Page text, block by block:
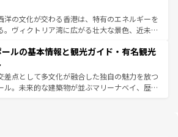
ーやバインミー、ベトナムコーヒーなどは、ぜ
わいたい。どの地域を訪れてもあたたかい人々
迎えてくれるので、きっと忘れられない旅にな
しい。
差している。北部ではチェンマイなどの山岳地
触れ合い、南部ではプーケットやクラビの美し
リゾート気分を楽しむことができる。タイ料理
候は一年中温暖で、どの季節にも異なる楽しみ
る。親しみやすいタイの人々、仏教を中心とし
して多様な観光資源が、訪れる旅人を魅了し続
。 なお、新着のタイ情報はコンテンツ一覧を参照して
洋の文化が交わる香港は、特有のエネルギーを
。ヴィクトリア湾に広がる壮大な景色、近未来
訪れても感動するはず。観光スポットが密集し
率よく見どころを回れるのも魅力。息をのむよ
ら文化的な体験まで、香港を存分に楽しみ尽く
。 なお、新着の香港情報はコンテンツ一覧を参照して
ルの基本情報と観光ガイド・有名観光
差点として多文化が融合した独自の魅力を放つ
ル。未来的な建築物が並ぶマリーナベイ、歴史